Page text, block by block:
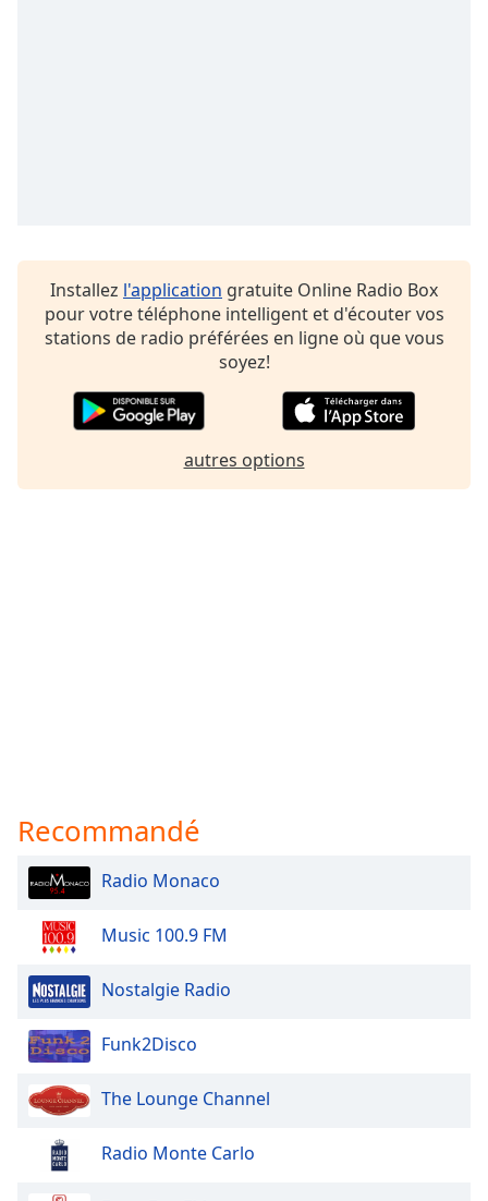
Installez l'application gratuite Online Radio Box
pour votre téléphone intelligent et d'écouter vos
stations de radio préférées en ligne où que vous
soyez!
autres options
Recommandé
Radio Monaco
Music 100.9 FM
Nostalgie Radio
Funk2Disco
The Lounge Channel
Radio Monte Carlo